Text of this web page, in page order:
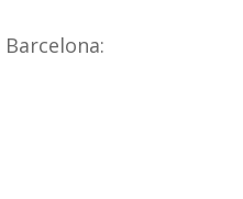
Barcelona: